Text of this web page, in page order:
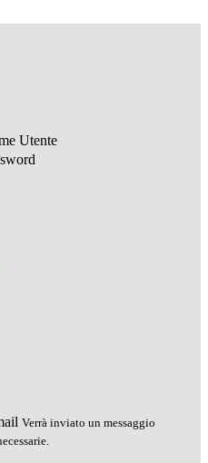
Utente
Verrà inviato un messaggio